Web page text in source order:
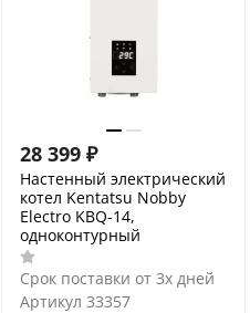
28 399 ₽
Настенный электрический
котел Kentatsu Nobby
Electro KBQ-14,
одноконтурный
Срок поставки от 3х дней
Артикул 33357